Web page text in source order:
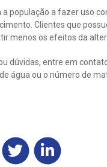
população a fazer uso
Clientes que
menos os efeitos da
dúvidas, entre em
água ou o número de